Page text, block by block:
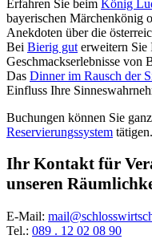
Erfahren Sie beim König
bayerischen Märchenkönig
Anekdoten über die
Bei Bierig gut erweitern Sie
Geschmackserlebnisse von
Das Dinner im Rausch der
Einfluss Ihre
Buchungen können Sie
Reservierungssystem tätigen.
Ihr Kontakt für
unseren
E-Mail:
Tel.: 089 . 12 02 08 90